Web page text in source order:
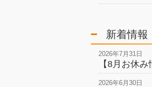
新着情報
2026年7月31日
【8月お休み
2026年6月30日